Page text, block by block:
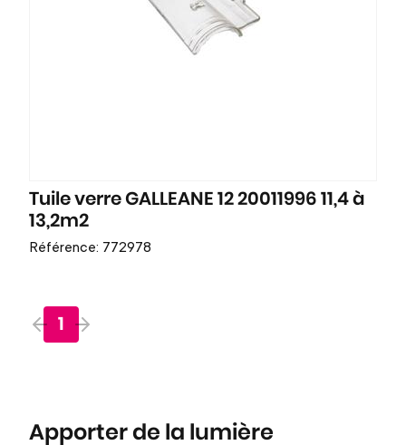
Tuile verre GALLEANE 12 20011996 11,4 à
13,2m2
Référence: 772978
1
Apporter de la lumière